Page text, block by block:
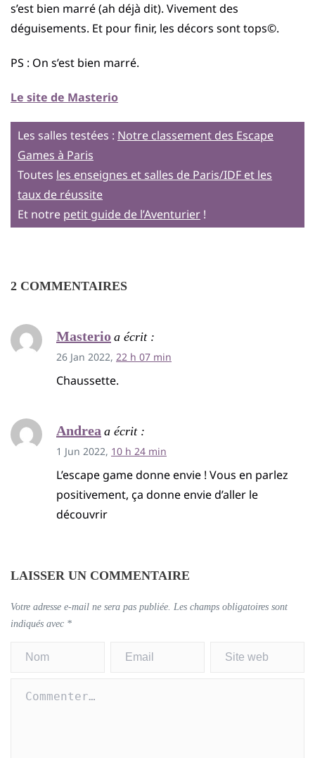
s’est bien marré (ah déjà dit). Vivement des
déguisements. Et pour finir, les décors sont tops©.
PS : On s’est bien marré.
Le site de Masterio
Les salles testées : Notre classement des Escape
Games à Paris
Toutes les enseignes et salles de Paris/IDF et les
taux de réussite
Et notre petit guide de l’Aventurier !
2 COMMENTAIRES
Masterio a écrit :
26 Jan 2022, 22 h 07 min
Chaussette.
Andrea a écrit :
1 Jun 2022, 10 h 24 min
L’escape game donne envie ! Vous en parlez
positivement, ça donne envie d’aller le
découvrir
LAISSER UN COMMENTAIRE
Votre adresse e-mail ne sera pas publiée. Les champs obligatoires sont
indiqués avec *